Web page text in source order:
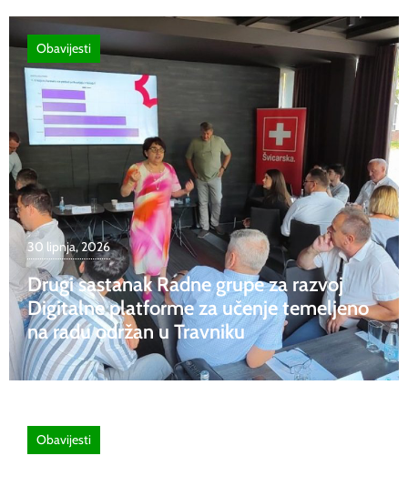
30 lipnja, 2026
Drugi sastanak Radne grupe za razvoj
Digitalne platforme za učenje temeljeno
na radu održan u Travniku
Obavijesti
Obavijesti